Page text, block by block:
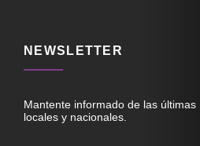
NEWSLETTER
Mantente informado de las
locales y nacionales.